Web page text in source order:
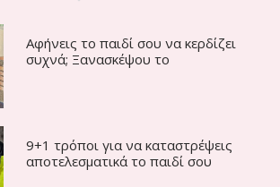
Αφήνεις το παιδί σου να κερδίζει
συχνά; Ξανασκέψου το
9+1 τρόποι για να καταστρέψεις
αποτελεσματικά το παιδί σου